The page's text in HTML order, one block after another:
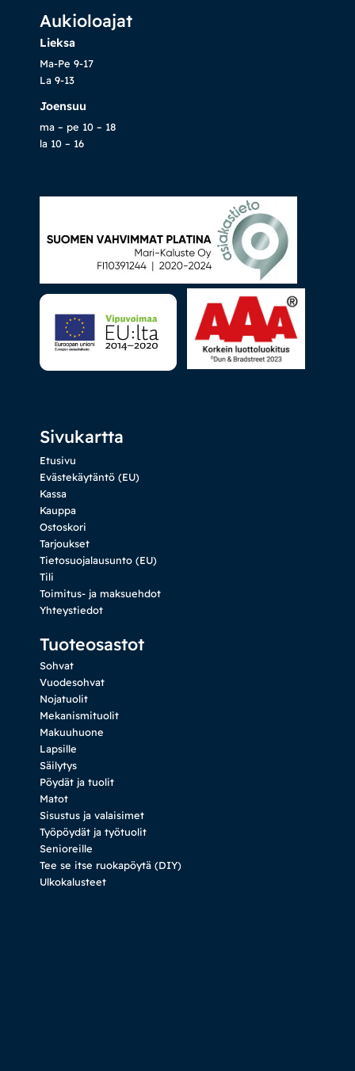
Aukioloajat
Lieksa
Ma-Pe 9-17
La 9-13
Joensuu
ma – pe 10 – 18
la 10 – 16
Sivukartta
Etusivu
Evästekäytäntö (EU)
Kassa
Kauppa
Ostoskori
Tarjoukset
Tietosuojalausunto (EU)
Tili
Toimitus- ja maksuehdot
Yhteystiedot
Tuoteosastot
Sohvat
Vuodesohvat
Nojatuolit
Mekanismituolit
Makuuhuone
Lapsille
Säilytys
Pöydät ja tuolit
Matot
Sisustus ja valaisimet
Työpöydät ja työtuolit
Senioreille
Tee se itse ruokapöytä (DIY)
Ulkokalusteet